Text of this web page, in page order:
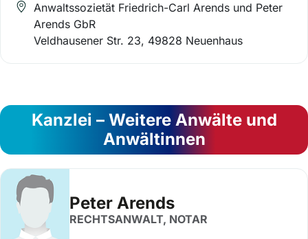
Anwaltssozietät Friedrich-Carl Arends und Peter
Arends GbR
Veldhausener Str. 23, 49828 Neuenhaus
Kanzlei – Weitere Anwälte und
Anwältinnen
Peter Arends
RECHTSANWALT, NOTAR